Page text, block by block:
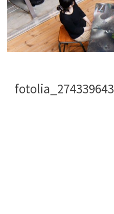
fotolia_274339643